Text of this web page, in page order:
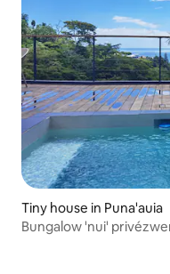
Tiny house in Puna'auia
Bungalow 'nui'